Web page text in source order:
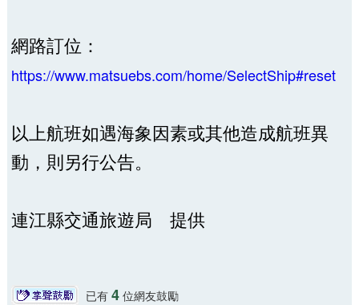
網路訂位：
https://www.matsuebs.com/home/SelectShip#reset
以上航班如遇海象因素或其他造成航班異
動，則另行公告。
連江縣交通旅遊局 提供
已有 4位網友鼓勵